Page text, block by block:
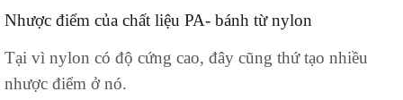
Nhược điểm của chất liệu PA- bánh từ nylon
Tại vì nylon có độ cứng cao, đây cũng thứ tạo nhiều
nhược điểm ở nó.